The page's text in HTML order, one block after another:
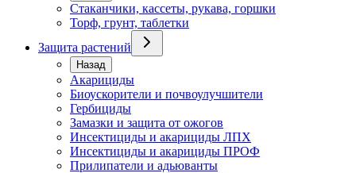
Стаканчики, кассеты, рукава, горшки
Торф, грунт, таблетки
Защита растений
Назад
Акарициды
Биоускорители и почвоулучшители
Гербициды
Замазки и защита от ожогов
Инсектициды и акарициды ЛПХ
Инсектициды и акарициды ПРОФ
Прилипатели и адьюванты